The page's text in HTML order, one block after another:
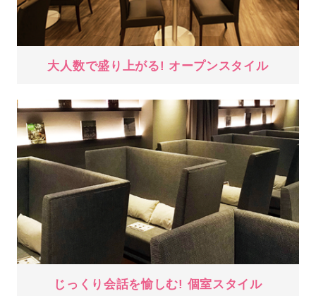
大人数で盛り上がる! オープンスタイル
じっくり会話を愉しむ! 個室スタイル